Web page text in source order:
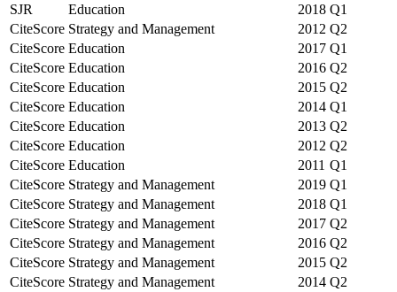
SJR
Education 2018 Q1
CiteScore Strategy and Management 2012 Q2
CiteScore Education 2017 Q1
CiteScore Education 2016 Q2
CiteScore Education 2015 Q2
CiteScore Education 2014 Q1
CiteScore Education 2013 Q2
CiteScore Education 2012 Q2
CiteScore Education 2011 Q1
CiteScore Strategy and Management 2019 Q1
CiteScore Strategy and Management 2018 Q1
CiteScore Strategy and Management 2017 Q2
CiteScore Strategy and Management 2016 Q2
CiteScore Strategy and Management 2015 Q2
CiteScore Strategy and Management 2014 Q2